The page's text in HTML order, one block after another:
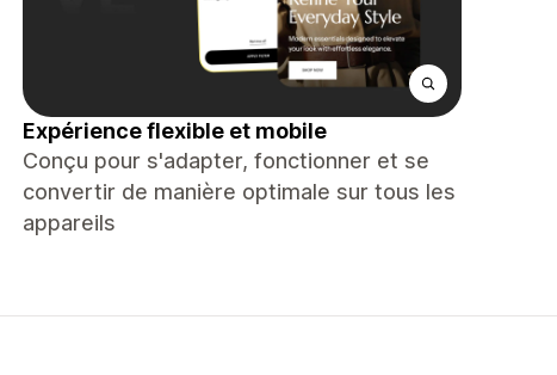
Expérience flexible et mobile
Conçu pour s'adapter, fonctionner et se
convertir de manière optimale sur tous les
appareils